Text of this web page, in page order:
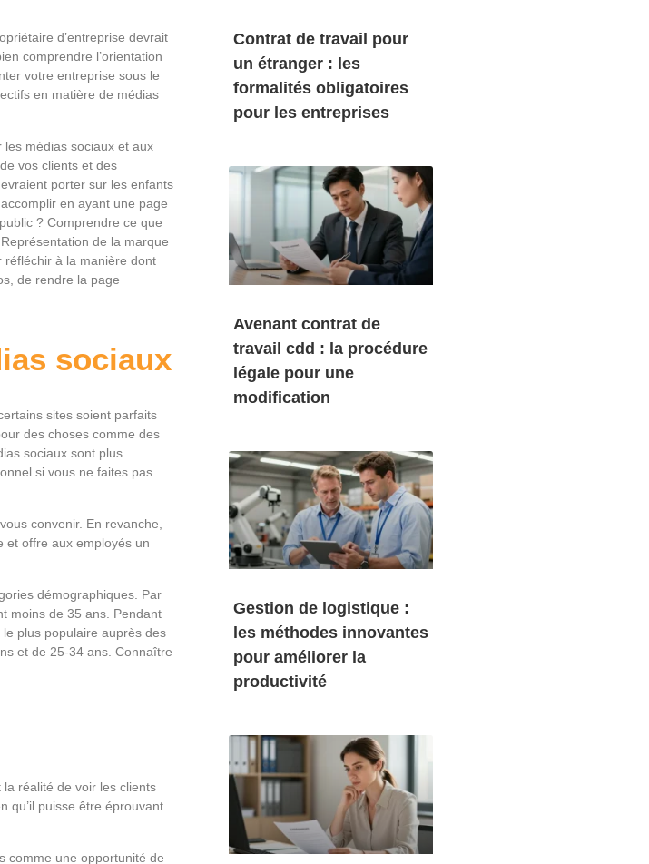
d’entreprise devrait
comprendre l’orientation
votre entreprise sous le
en matière de médias
médias sociaux et aux
vos clients et des
porter sur les enfants
en ayant une page
? Comprendre ce que
de la marque
réfléchir à la manière dont
de rendre la page
sociaux
sites soient parfaits
des choses comme des
sociaux sont plus
si vous ne faites pas
convenir. En revanche,
et offre aux employés un
démographiques. Par
moins de 35 ans. Pendant
plus populaire auprès des
et de 25-34 ans. Connaître
la réalité de voir les clients
qu’il puisse être éprouvant
comme une opportunité de
Contrat de travail pour
un étranger : les
formalités obligatoires
pour les entreprises
Avenant contrat de
travail cdd : la procédure
légale pour une
modification
Gestion de logistique :
les méthodes innovantes
pour améliorer la
productivité